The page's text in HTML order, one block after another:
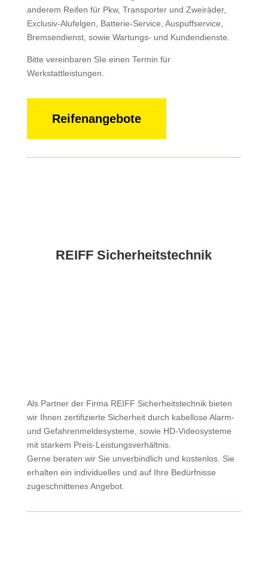
anderem Reifen für Pkw, Transporter und Zweiräder,
Exclusiv-Alufelgen, Batterie-Service, Auspuffservice,
Bremsendienst, sowie Wartungs- und Kundendienste.
Bitte vereinbaren SIe einen Termin für
Werkstattleistungen.
Reifenangebote
REIFF Sicherheitstechnik
Als Partner der Firma REIFF Sicherheitstechnik bieten
wir Ihnen zertifizierte Sicherheit durch kabellose Alarm-
und Gefahrenmeldesysteme, sowie HD-Videosysteme
mit starkem Preis-Leistungsverhältnis.
Gerne beraten wir Sie unverbindlich und kostenlos. Sie
erhalten ein individuelles und auf Ihre Bedürfnisse
zugeschnittenes Angebot.